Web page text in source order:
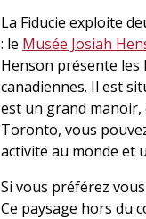
La Fiducie exploite
: le Musée Josiah
Henson présente les
canadiennes. Il est
est un grand manoir,
Toronto, vous
activité au monde et
Si vous préférez
Ce paysage hors du